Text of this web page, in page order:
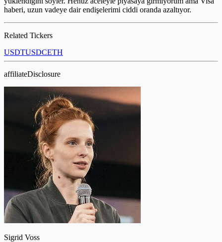
haberi, uzun vadeye dair endişelerimi ciddi oranda azaltıyor.
Related Tickers
USDTUSDCETH
affiliateDisclosure
Sigrid Voss